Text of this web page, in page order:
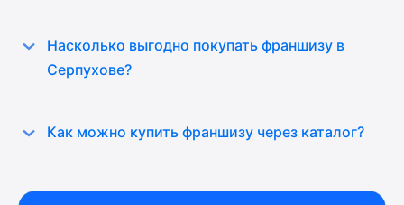
Насколько выгодно покупать франшизу в
Серпухове?
Как можно купить франшизу через каталог?